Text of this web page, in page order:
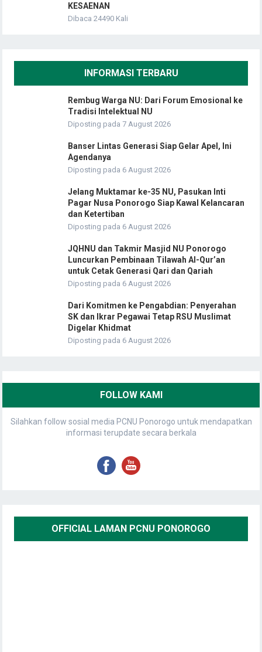
KESAENAN
Dibaca 24490 Kali
INFORMASI TERBARU
Rembug Warga NU: Dari Forum Emosional ke
Tradisi Intelektual NU
Diposting pada 7 August 2026
Banser Lintas Generasi Siap Gelar Apel, Ini
Agendanya
Diposting pada 6 August 2026
Jelang Muktamar ke-35 NU, Pasukan Inti
Pagar Nusa Ponorogo Siap Kawal Kelancaran
dan Ketertiban
Diposting pada 6 August 2026
JQHNU dan Takmir Masjid NU Ponorogo
Luncurkan Pembinaan Tilawah Al-Qur’an
untuk Cetak Generasi Qari dan Qariah
Diposting pada 6 August 2026
Dari Komitmen ke Pengabdian: Penyerahan
SK dan Ikrar Pegawai Tetap RSU Muslimat
Digelar Khidmat
Diposting pada 6 August 2026
FOLLOW KAMI
Silahkan follow sosial media PCNU Ponorogo untuk mendapatkan
informasi terupdate secara berkala
OFFICIAL LAMAN PCNU PONOROGO